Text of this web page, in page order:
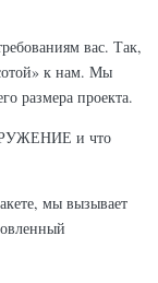
вас. Так,
к нам. Мы
размера проекта.
и что
мы вызывает